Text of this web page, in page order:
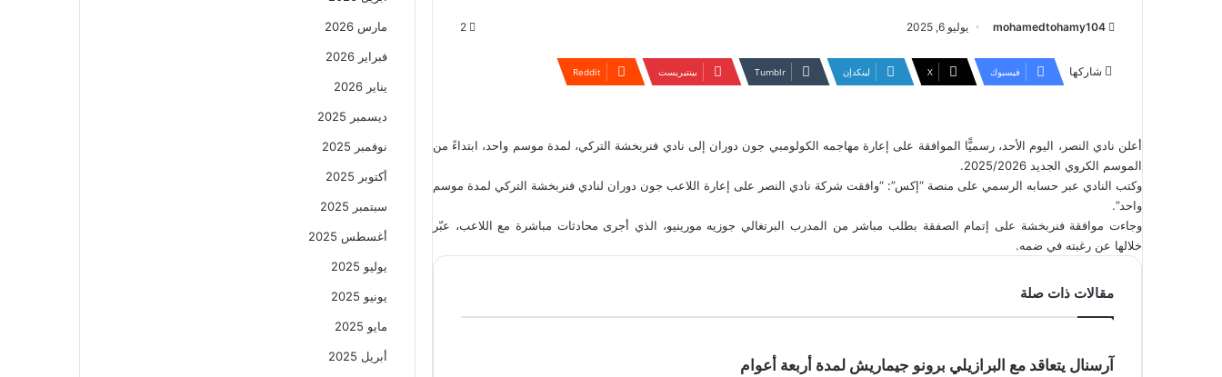
mohamedtohamy104 يوليو 6, 2025 2
شاركها فيسبوك ‫X لينكدإن بينتيريست
أعلن نادي النصر، اليوم الأحد، رسميًّا الموافقة على إعارة مهاجمه الكولومبي جون دوران إلى نادي فنربخشة التركي، لمدة موسم واحد، ابتداءً من
الموسم الكروي الجديد 2025/2026.
وكتب النادي عبر حسابه الرسمي على منصة “إكس”: “وافقت شركة نادي النصر على إعارة اللاعب جون دوران لنادي فنربخشة التركي لمدة موسم
واحد”.
وجاءت موافقة فنربخشة على إتمام الصفقة بطلب مباشر من المدرب البرتغالي جوزيه مورينيو، الذي أجرى محادثات مباشرة مع اللاعب، عبّر
خلالها عن رغبته في ضمه.
مقالات ذات صلة
آرسنال يتعاقد مع البرازيلي برونو جيماريش لمدة أربعة أعوام
مارس 2026
فبراير 2026
يناير 2026
ديسمبر 2025
نوفمبر 2025
أكتوبر 2025
سبتمبر 2025
أغسطس 2025
يوليو 2025
يونيو 2025
مايو 2025
أبريل 2025